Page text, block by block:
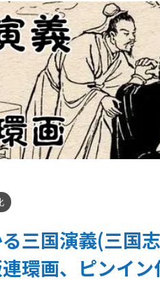
三国演義(三国
環画、ピンイン